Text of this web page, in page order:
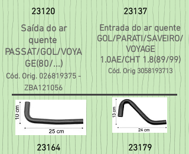
23120
Saída do ar
quente
PASSAT/GOL/VOYA
GE(80/...)
Cód. Orig. 026819375-
ZBA121056
23137
Entrada do ar quente
GOL/PARATI/SAVEIRO/
VOYAGE
1.0AE/CHT 1.8(89/99)
Cód. Orig 3058193713
23164
23179